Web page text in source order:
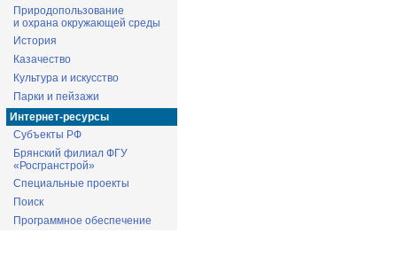
Природопользование
и охрана окружающей среды
История
Казачество
Культура и искусство
Парки и пейзажи
Интернет-ресурсы
Субъекты РФ
Брянский филиал ФГУ
«Росгранстрой»
Специальные проекты
Поиск
Программное обеспечение